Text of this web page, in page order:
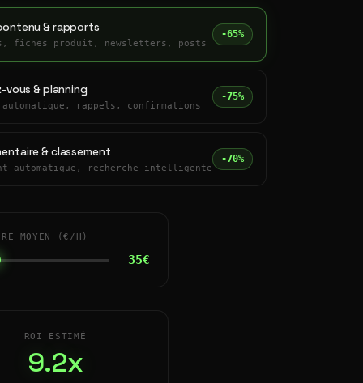
& rapports
fiches produit, newsletters, posts
-65%
vous & planning
rappels, confirmations
-75%
& classement
automatique, recherche intelligente
-70%
MOYEN (€/H)
35€
ROI ESTIMÉ
9.2x